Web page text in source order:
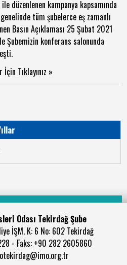
ile düzenlenen kampanya kapsamında
tüm şubelerce eş zamanlı
Basın Açıklaması 25 Şubat 2021
Şubemizin konferans salonunda
Tıklayınız »
Odası Tekirdağ Şube
İŞM. K: 6 No: 602 Tekirdağ
- Faks: +90 282 2605860